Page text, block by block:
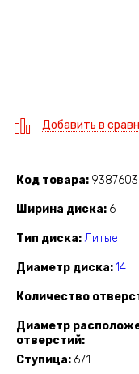
Добавить в
Код товара 9387603
Ширина диска 6
Тип диска Литые
Диаметр диска 14
Количество
Диаметр
отверстий
Ступица 67.1